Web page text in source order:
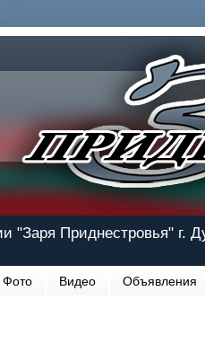
"Заря Приднестровья" г.
Фото Видео Объявления